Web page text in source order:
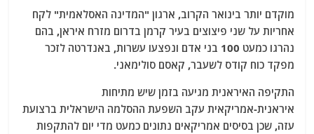
מוקדם יותר בינואר הקרוב, ארגון "המדינה האסלאמית" לקח
אחריות על שני פיצוצים בעיר קרמן בדרום מזרח איראן, בהם
נהרגו כמעט 100 בני אדם ונפצעו עשרות, באנדרטה לזכר
מפקד כוח קודס לשעבר, קאסם סולימאני.
התקיפה האיראנית מגיעה בזמן שיש מתיחות
איראנית-אמריקאית עקב השפעת ההסלמה הישראלית ברצועת
עזה, שכן בסיסים אמריקאים נתונים כמעט מדי יום להתקפות